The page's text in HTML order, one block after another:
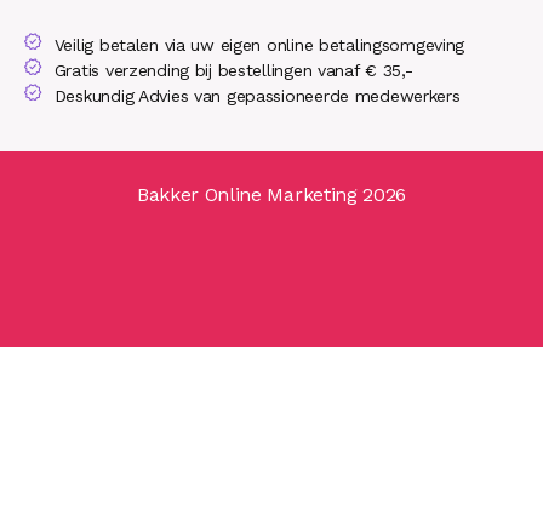
Veilig betalen via uw eigen online betalingsomgeving
Gratis verzending bij bestellingen vanaf € 35,-
Deskundig Advies van gepassioneerde medewerkers
Bakker Online Marketing 2026